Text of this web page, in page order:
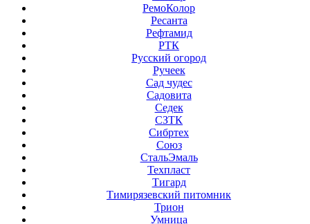
РемоКолор
Ресанта
Рефтамид
РТК
Русский огород
Ручеек
Сад чудес
Садовита
Седек
СЗТК
Сибртех
Союз
СтальЭмаль
Техпласт
Тигард
Тимирязевский питомник
Трион
Умница